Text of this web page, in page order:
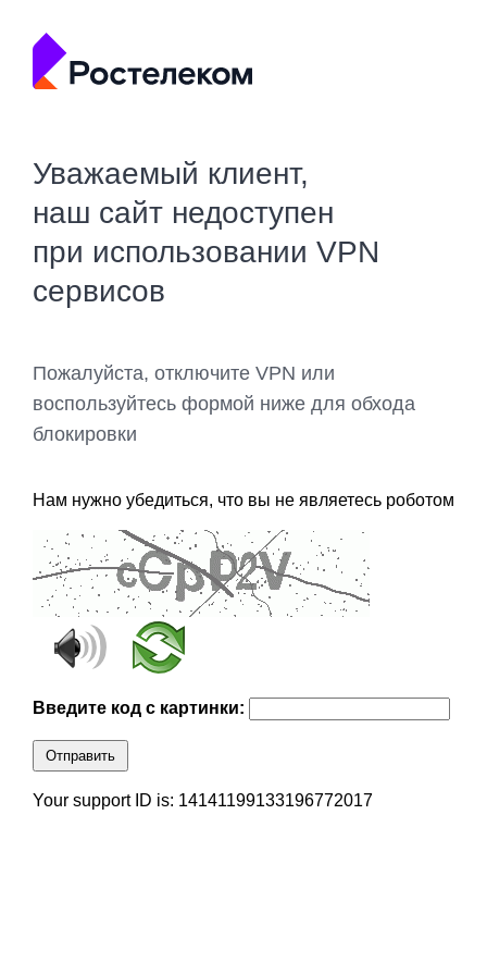
Уважаемый клиент,
наш сайт недоступен
при использовании VPN
сервисов
Пожалуйста, отключите VPN или
воспользуйтесь формой ниже для обхода
блокировки
Нам нужно убедиться, что вы не являетесь роботом
Введите код с картинки:
Отправить
Your support ID is: 14141199133196772017